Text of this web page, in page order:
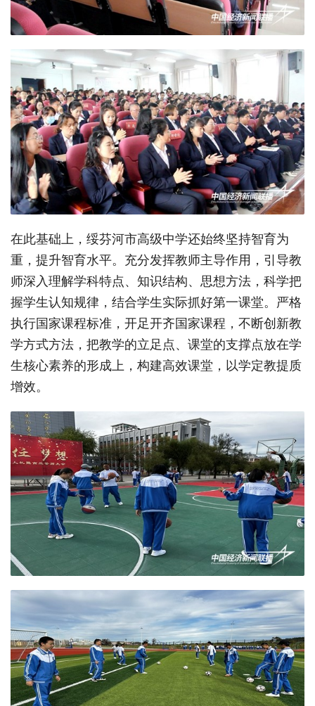
在此基础上，绥芬河市高级中学还始终坚持智育为
重，提升智育水平。充分发挥教师主导作用，引导教
师深入理解学科特点、知识结构、思想方法，科学把
握学生认知规律，结合学生实际抓好第一课堂。严格
执行国家课程标准，开足开齐国家课程，不断创新教
学方式方法，把教学的立足点、课堂的支撑点放在学
生核心素养的形成上，构建高效课堂，以学定教提质
增效。